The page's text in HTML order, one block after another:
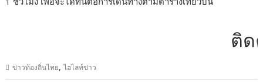
ติดต่อ
ข่าวท้องถิ่นไทย,ไฮไลท์ข่าว